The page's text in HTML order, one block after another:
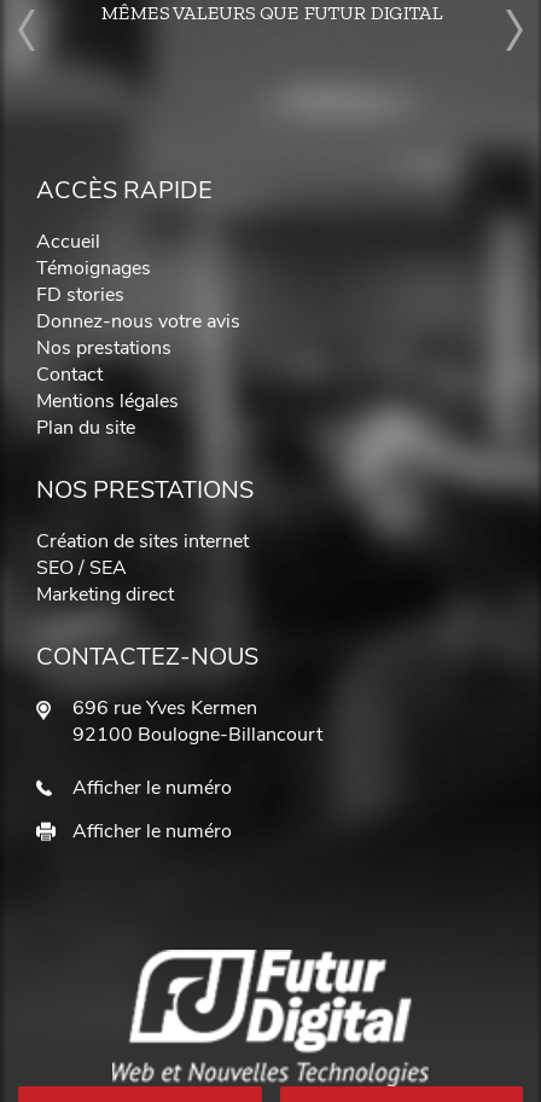
MÊMES VALEURS QUE FUTUR DIGITAL
ACCÈS RAPIDE
Accueil
Témoignages
FD stories
Donnez-nous votre avis
Nos prestations
Contact
Mentions légales
Plan du site
NOS PRESTATIONS
Création de sites internet
SEO / SEA
Marketing direct
CONTACTEZ-NOUS
696 rue Yves Kermen
92100 Boulogne-Billancourt
Afficher le numéro
Afficher le numéro